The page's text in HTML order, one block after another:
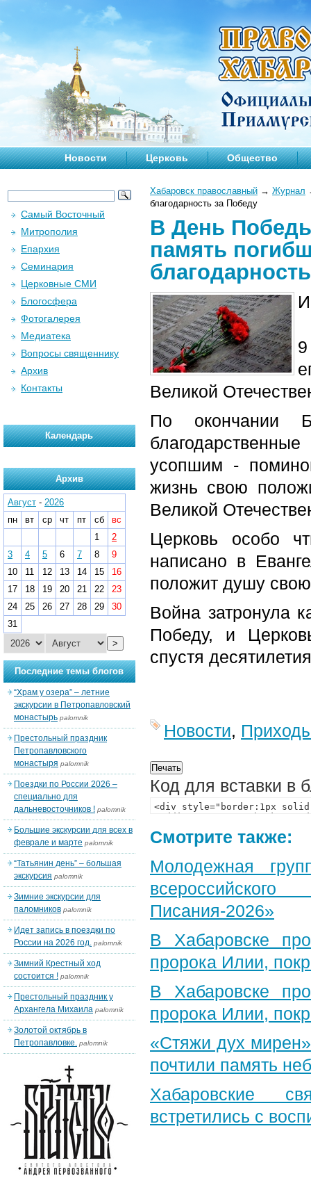
Новости Церковь Общество
Хабаровск православный → Журнал
благодарность за Победу
В День
память
Великой
По окончании
усопшим -
жизнь свою
Великой
Церковь особо
написано в
положит душу
Война затронула
Победу, и
спустя
Новости,
Код для вставки в
Смотрите также:
Молодежная
Писания-2026»
В Хабаровске
пророка Илии,
В Хабаровске
пророка Илии,
«Стяжи дух
почтили память
Хабаровские
встретились с
Самый Восточный
Митрополия
Епархия
Семинария
Церковные СМИ
Блогосфера
Фотогалерея
Медиатека
Вопросы священнику
Архив
Контакты
Календарь
Архив
Август - 2026
пн
вт ср чт пт сб
вс
1
2
3
4 5 6 7 8
9
10
11 12 13 14 15
16
17
18 19 20 21 22
23
24
25 26 27 28 29
30
31
>
Последние темы блогов
“Храм у озера” – летние
экскурсии в Петропавловский
монастырь palomnik
Престольный праздник
Петропавловского
монастыря palomnik
Поездки по России 2026 –
специально для
дальневосточников ! palomnik
Большие экскурсии для всех в
феврале и марте palomnik
“Татьянин день” – большая
экскурсия palomnik
Зимние экскурсии для
паломников palomnik
Идет запись в поездки по
России на 2026 год. palomnik
Зимний Крестный ход
состоится ! palomnik
Престольный праздник у
Архангела Михаила palomnik
Золотой октябрь в
Петропавловке. palomnik